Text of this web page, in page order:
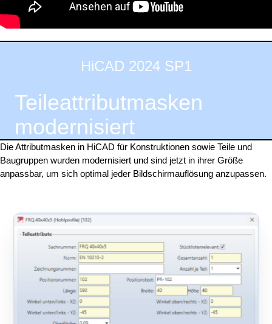
HiCAD 2024 SP1
Teileattributmasken
modernisiert
Die Attributmasken in HiCAD für Konstruktionen sowie Teile und
Baugruppen wurden modernisiert und sind jetzt in ihrer Größe
anpassbar, um sich optimal jeder Bildschirmauflösung anzupassen.